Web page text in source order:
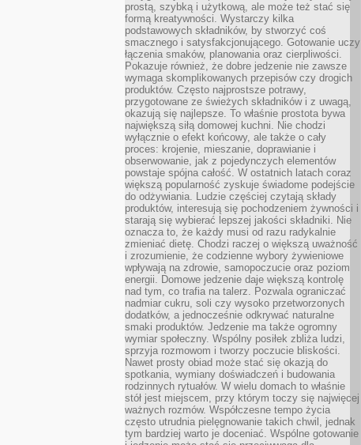
prostą, szybką i użytkową, ale może też stać się
formą kreatywności. Wystarczy kilka
podstawowych składników, by stworzyć coś
smacznego i satysfakcjonującego. Gotowanie uczy
łączenia smaków, planowania oraz cierpliwości.
Pokazuje również, że dobre jedzenie nie zawsze
wymaga skomplikowanych przepisów czy drogich
produktów. Często najprostsze potrawy,
przygotowane ze świeżych składników i z uwagą,
okazują się najlepsze. To właśnie prostota bywa
największą siłą domowej kuchni. Nie chodzi
wyłącznie o efekt końcowy, ale także o cały
proces: krojenie, mieszanie, doprawianie i
obserwowanie, jak z pojedynczych elementów
powstaje spójna całość. W ostatnich latach coraz
większą popularność zyskuje świadome podejście
do odżywiania. Ludzie częściej czytają składy
produktów, interesują się pochodzeniem żywności i
starają się wybierać lepszej jakości składniki. Nie
oznacza to, że każdy musi od razu radykalnie
zmieniać dietę. Chodzi raczej o większą uważność
i zrozumienie, że codzienne wybory żywieniowe
wpływają na zdrowie, samopoczucie oraz poziom
energii. Domowe jedzenie daje większą kontrolę
nad tym, co trafia na talerz. Pozwala ograniczać
nadmiar cukru, soli czy wysoko przetworzonych
dodatków, a jednocześnie odkrywać naturalne
smaki produktów. Jedzenie ma także ogromny
wymiar społeczny. Wspólny posiłek zbliża ludzi,
sprzyja rozmowom i tworzy poczucie bliskości.
Nawet prosty obiad może stać się okazją do
spotkania, wymiany doświadczeń i budowania
rodzinnych rytuałów. W wielu domach to właśnie
stół jest miejscem, przy którym toczy się najwięcej
ważnych rozmów. Współczesne tempo życia
często utrudnia pielęgnowanie takich chwil, jednak
tym bardziej warto je doceniać. Wspólne gotowanie